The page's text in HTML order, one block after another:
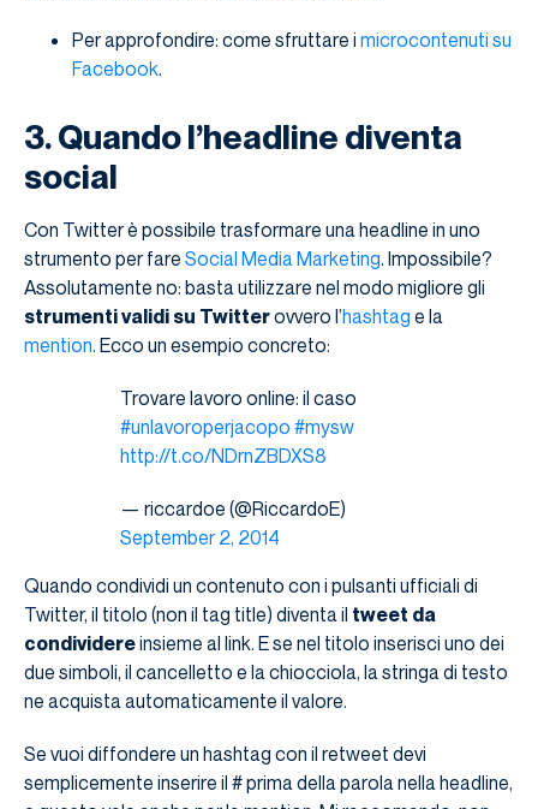
Per approfondire: come sfruttare i microcontenuti su
Facebook.
3. Quando l’headline diventa
social
Con Twitter è possibile trasformare una headline in uno
strumento per fare Social Media Marketing. Impossibile?
Assolutamente no: basta utilizzare nel modo migliore gli
strumenti validi su Twitterovvero l’hashtag e la
mention. Ecco un esempio concreto:
Trovare lavoro online: il caso
#unlavoroperjacopo #mysw
http://t.co/NDrnZBDXS8
— riccardoe (@RiccardoE)
September 2, 2014
Quando condividi un contenuto con i pulsanti ufficiali di
Twitter, il titolo (non il tag title) diventa il tweet da
condividereinsieme al link. E se nel titolo inserisci uno dei
due simboli, il cancelletto e la chiocciola, la stringa di testo
ne acquista automaticamente il valore.
Se vuoi diffondere un hashtag con il retweet devi
semplicemente inserire il # prima della parola nella headline,